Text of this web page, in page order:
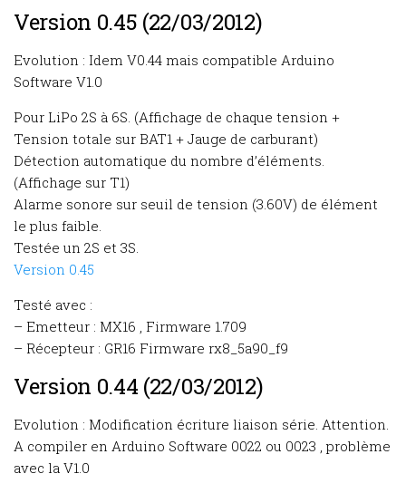
Version 0.45 (22/03/2012)
Evolution : Idem V0.44 mais compatible Arduino
Software V1.0
Pour LiPo 2S à 6S. (Affichage de chaque tension +
Tension totale sur BAT1 + Jauge de carburant)
Détection automatique du nombre d’éléments.
(Affichage sur T1)
Alarme sonore sur seuil de tension (3.60V) de élément
le plus faible.
Testée un 2S et 3S.
Version 0.45
Testé avec :
– Emetteur : MX16 , Firmware 1.709
– Récepteur : GR16 Firmware rx8_5a90_f9
Version 0.44 (22/03/2012)
Evolution : Modification écriture liaison série. Attention.
A compiler en Arduino Software 0022 ou 0023 , problème
avec la V1.0